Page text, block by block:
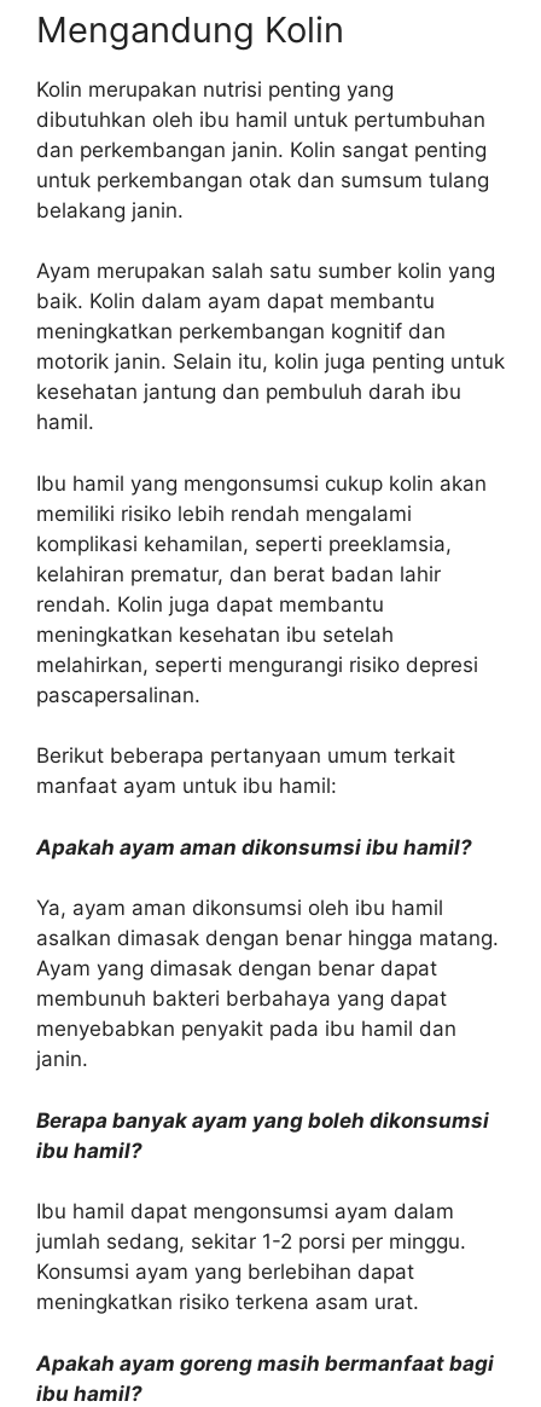
Mengandung Kolin
Kolin merupakan nutrisi penting yang
dibutuhkan oleh ibu hamil untuk pertumbuhan
dan perkembangan janin. Kolin sangat penting
untuk perkembangan otak dan sumsum tulang
belakang janin.
Ayam merupakan salah satu sumber kolin yang
baik. Kolin dalam ayam dapat membantu
meningkatkan perkembangan kognitif dan
motorik janin. Selain itu, kolin juga penting untuk
kesehatan jantung dan pembuluh darah ibu
hamil.
Ibu hamil yang mengonsumsi cukup kolin akan
memiliki risiko lebih rendah mengalami
komplikasi kehamilan, seperti preeklamsia,
kelahiran prematur, dan berat badan lahir
rendah. Kolin juga dapat membantu
meningkatkan kesehatan ibu setelah
melahirkan, seperti mengurangi risiko depresi
pascapersalinan.
Berikut beberapa pertanyaan umum terkait
manfaat ayam untuk ibu hamil:
Apakah ayam aman dikonsumsi ibu hamil?
Ya, ayam aman dikonsumsi oleh ibu hamil
asalkan dimasak dengan benar hingga matang.
Ayam yang dimasak dengan benar dapat
membunuh bakteri berbahaya yang dapat
menyebabkan penyakit pada ibu hamil dan
janin.
Berapa banyak ayam yang boleh dikonsumsi
ibu hamil?
Ibu hamil dapat mengonsumsi ayam dalam
jumlah sedang, sekitar 1-2 porsi per minggu.
Konsumsi ayam yang berlebihan dapat
meningkatkan risiko terkena asam urat.
Apakah ayam goreng masih bermanfaat bagi
ibu hamil?